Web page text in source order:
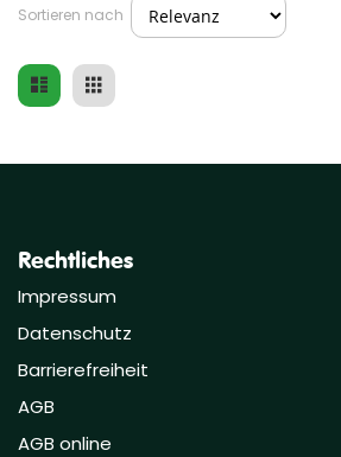
Sortieren nach
Ansicht
Liste Raster
Rechtliches
Impressum
Datenschutz
Barrierefreiheit
AGB
AGB online